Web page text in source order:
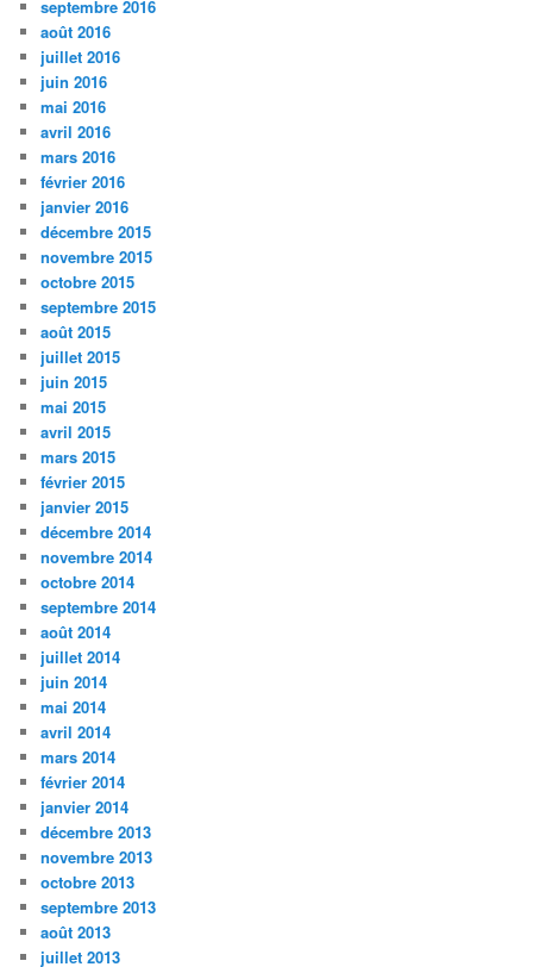
septembre 2016
août 2016
juillet 2016
juin 2016
mai 2016
avril 2016
mars 2016
février 2016
janvier 2016
décembre 2015
novembre 2015
octobre 2015
septembre 2015
août 2015
juillet 2015
juin 2015
mai 2015
avril 2015
mars 2015
février 2015
janvier 2015
décembre 2014
novembre 2014
octobre 2014
septembre 2014
août 2014
juillet 2014
juin 2014
mai 2014
avril 2014
mars 2014
février 2014
janvier 2014
décembre 2013
novembre 2013
octobre 2013
septembre 2013
août 2013
juillet 2013